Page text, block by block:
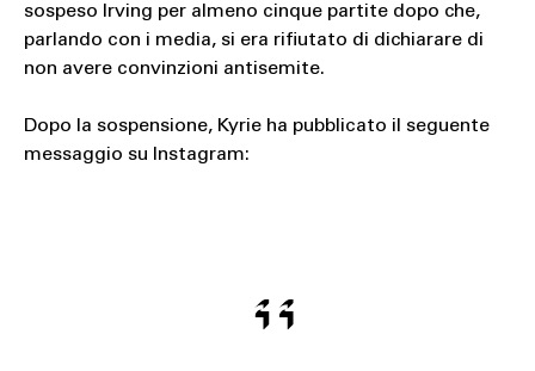
sospeso Irving per almeno cinque partite dopo che,
parlando con i media, si era rifiutato di dichiarare di
non avere convinzioni antisemite.
Dopo la sospensione, Kyrie ha pubblicato il seguente
messaggio su Instagram: